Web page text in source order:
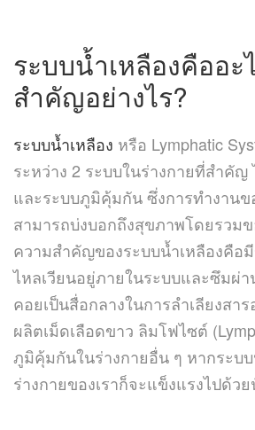
ระบบน้ำเหลืองคืออะ
สำคัญอย่างไร?
ระบบน้ำเหลือง หรือ Lymphatic
ระหว่าง 2 ระบบในร่างกายที่สำคัญ
และระบบภูมิคุ้มกัน ซึ่งการทำงานข
สามารถบ่งบอกถึงสุขภาพโดยรวมข
ความสำคัญของระบบน้ำเหลืองคือ
ไหลเวียนอยู่ภายในระบบและซึมผ่า
คอยเป็นสื่อกลางในการลำเลียงสา
ผลิตเม็ดเลือดขาว ลิมโฟไซต์
ภูมิคุ้มกันในร่างกายอื่น ๆ หากระบ
ร่างกายของเราก็จะแข็งแรงไปด้วย